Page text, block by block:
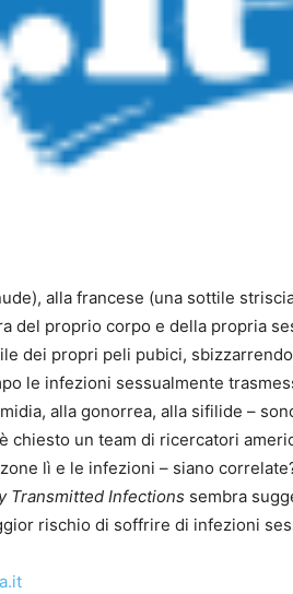
alla francese (una sottile
del proprio corpo e della propria
dei propri peli pubici,
le infezioni sessualmente
alla gonorrea, alla sifilide –
chiesto un team di ricercatori
lì e le infezioni – siano
Transmitted Infections sembra
rischio di soffrire di infezioni